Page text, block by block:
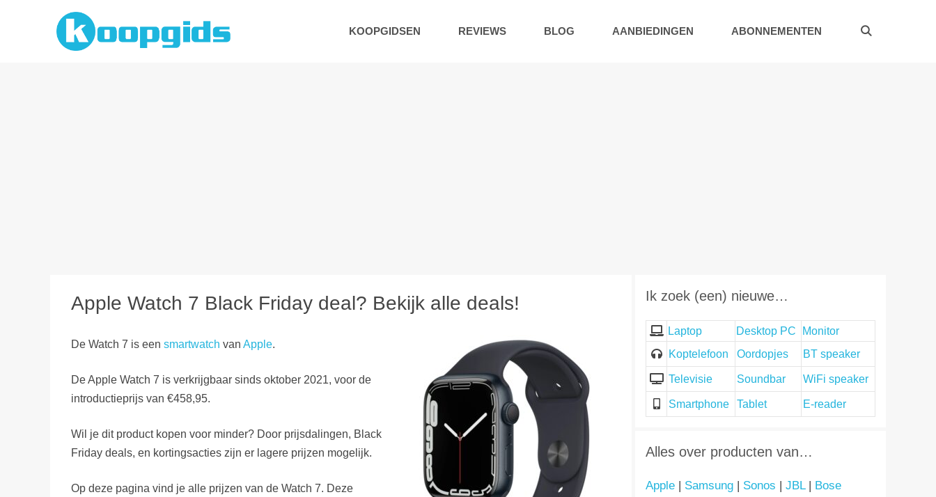
KOOPGIDSEN REVIEWS BLOG AANBIEDINGEN ABONNEMENTEN
Apple Watch 7 Black Friday deal? Bekijk alle deals!
De Watch 7 is een smartwatch van Apple.
De Apple Watch 7 is verkrijgbaar sinds oktober 2021, voor de
introductieprijs van €458,95.
Wil je dit product kopen voor minder? Door prijsdalingen, Black
Friday deals, en kortingsacties zijn er lagere prijzen mogelijk.
Op deze pagina vind je alle prijzen van de Watch 7. Deze
Ik zoek (een) nieuwe…
Laptop Desktop PC
Monitor
Koptelefoon
Oordopjes BT speaker
Televisie Soundbar WiFi speaker
Smartphone Tablet E-reader
Alles over producten van…
Apple | Samsung | Sonos | JBL| Bose